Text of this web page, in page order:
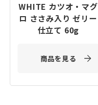
WHITE カツオ・マグ
ロ ささみ入り ゼリー
仕立て 60g
商品を見る